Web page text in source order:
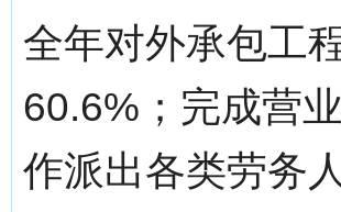
全年对外承包工
60.6%；完成营
作派出各类劳务